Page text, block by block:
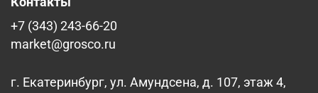
+7 (343) 243-66-20
market@grosco.ru
г. Екатеринбург, ул. Амундсена, д. 107, этаж 4,